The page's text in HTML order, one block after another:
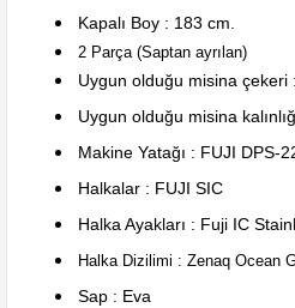
Kapalı Boy : 183 cm.
2 Parça (Saptan ayrılan)
Uygun olduğu misina çekeri
Uygun olduğu misina
Makine Yatağı : FUJI DPS-
Halkalar : FUJI SIC
Halka Ayakları : Fuji IC
Halka Dizilimi : Zenaq Ocean
Sap : Eva